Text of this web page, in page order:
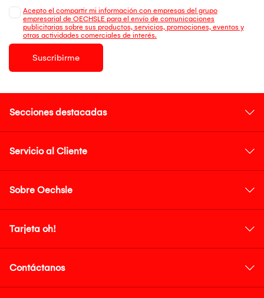
Acepto el compartir mi información con empresas del grupo
empresarial de OECHSLE para el envío de comunicaciones
publicitarias sobre sus productos, servicios, promociones, eventos y
otras actividades comerciales de interés.
Suscribirme
Secciones destacadas
Servicio al Cliente
Sobre Oechsle
Tarjeta oh!
Contáctanos